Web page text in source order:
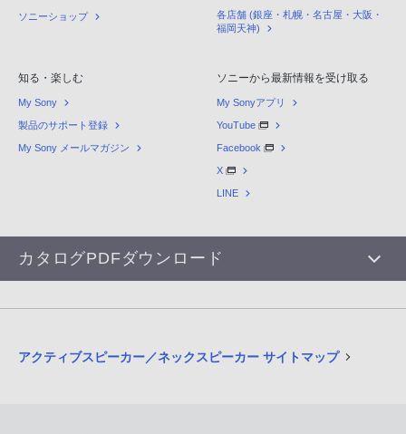
ソニーショップ
各店舗 (銀座・札幌・名古屋・大阪・
福岡天神)
知る・楽しむ
My Sony
製品のサポート登録
My Sony メールマガジン
ソニーから最新情報を受け取る
My Sonyアプリ
YouTube
Facebook
X
LINE
カタログPDFダウンロード
アクティブスピーカー／ネックスピーカー サイトマップ